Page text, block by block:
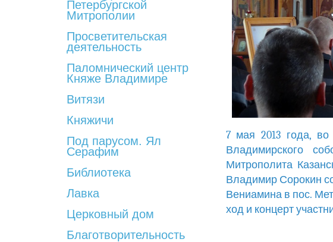
Петербургской
Митрополии
Просветительская
деятельность
Паломнический центр
Княже Владимире
Витязи
Княжичи
Под парусом. Ял
Серафим
Библиотека
Лавка
Церковный дом
Благотворительность
7 мая 2013 года,
Владимирского
Митрополита
Владимир Сорокин
Вениамина в пос.
ход и концерт